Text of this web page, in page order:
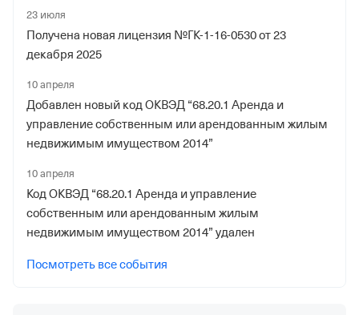
23 июля
Получена новая лицензия №ГК-1-16-0530 от 23
декабря 2025
10 апреля
Добавлен новый код ОКВЭД “68.20.1 Аренда и
управление собственным или арендованным жилым
недвижимым имуществом 2014”
10 апреля
Код ОКВЭД “68.20.1 Аренда и управление
собственным или арендованным жилым
недвижимым имуществом 2014” удален
Посмотреть все события